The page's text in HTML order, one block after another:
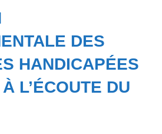
DES
HANDICAPÉES
L’ÉCOUTE DU